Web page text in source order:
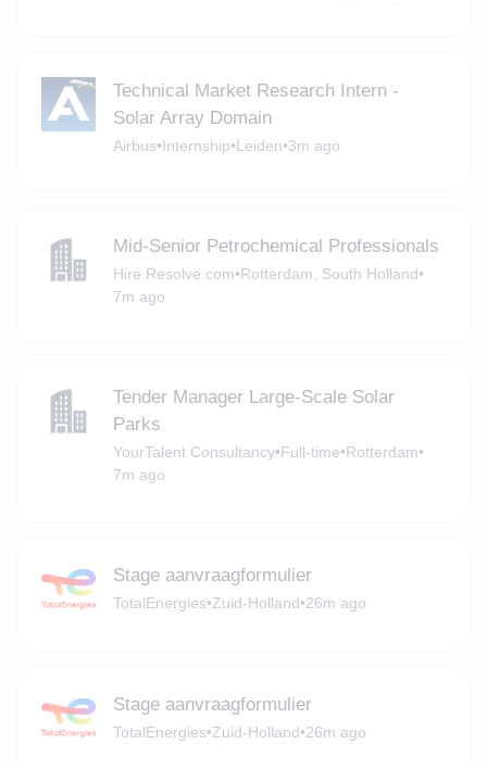
Technical Market Research Intern -
Solar Array Domain
Airbus•Internship•Leiden•3m ago
Mid-Senior Petrochemical Professionals
Hire Resolve.com•Rotterdam, South Holland•
7m ago
Tender Manager Large-Scale Solar
Parks
YourTalent Consultancy•Full-time•Rotterdam•
7m ago
Stage aanvraagformulier
TotalEnergies•Zuid-Holland•26m ago
Stage aanvraagformulier
TotalEnergies•Zuid-Holland•26m ago